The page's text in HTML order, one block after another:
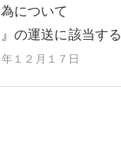
について
の運送に該当する
１２月１７日